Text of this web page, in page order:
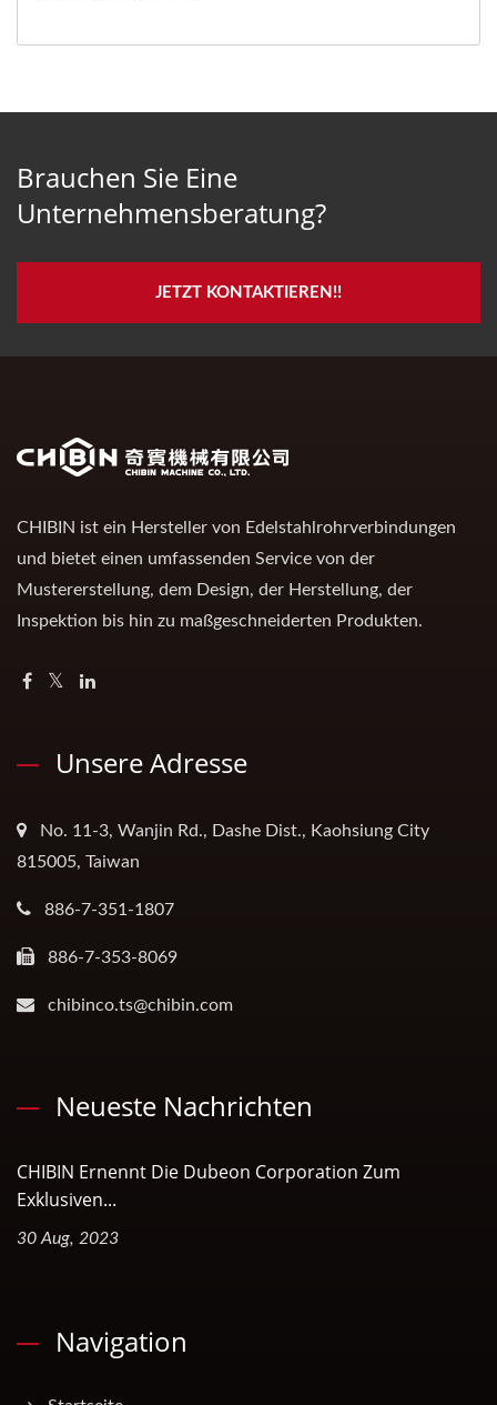
Brauchen Sie Eine
Unternehmensberatung?
JETZT KONTAKTIEREN!!
CHIBIN ist ein Hersteller von Edelstahlrohrverbindungen
und bietet einen umfassenden Service von der
Mustererstellung, dem Design, der Herstellung, der
Inspektion bis hin zu maßgeschneiderten Produkten.
Unsere Adresse
No. 11-3, Wanjin Rd., Dashe Dist., Kaohsiung City
815005, Taiwan
886-7-351-1807
886-7-353-8069
chibinco.ts@chibin.com
Neueste Nachrichten
CHIBIN Ernennt Die Dubeon Corporation Zum
Exklusiven...
30 Aug, 2023
Navigation